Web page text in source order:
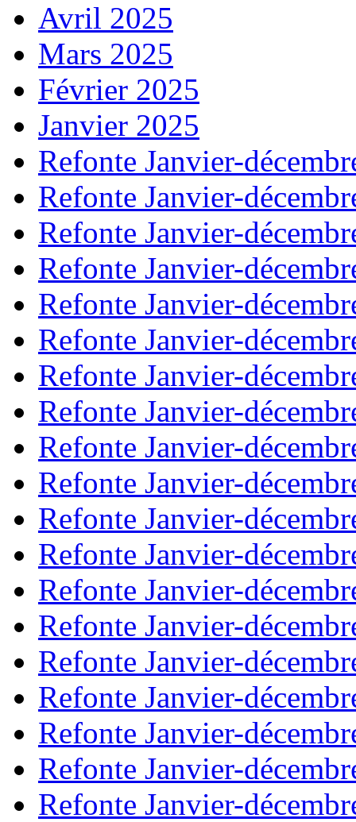
Avril 2025
Mars 2025
Février 2025
Janvier 2025
Refonte Janvier-
Refonte Janvier-
Refonte Janvier-
Refonte Janvier-
Refonte Janvier-
Refonte Janvier-
Refonte Janvier-
Refonte Janvier-
Refonte Janvier-
Refonte Janvier-
Refonte Janvier-
Refonte Janvier-
Refonte Janvier-
Refonte Janvier-
Refonte Janvier-
Refonte Janvier-
Refonte Janvier-
Refonte Janvier-
Refonte Janvier-